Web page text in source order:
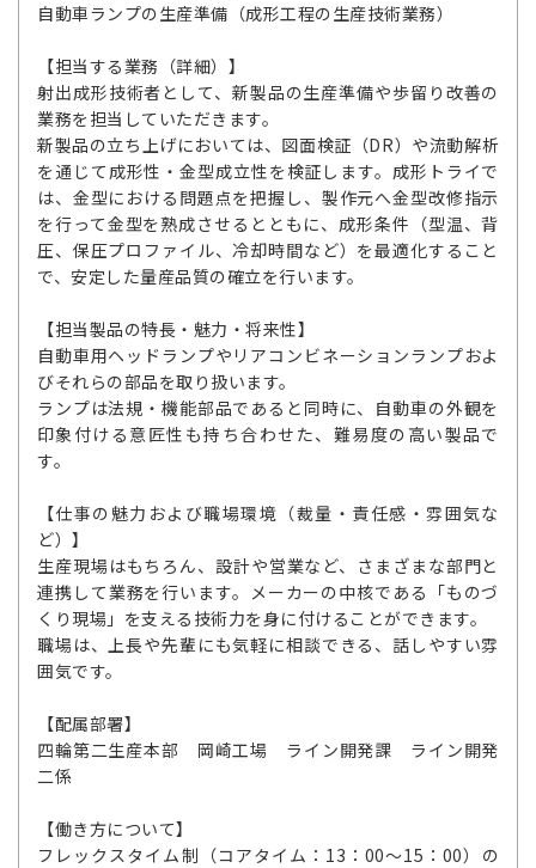
自動車ランプの生産準備（成形工程の生産技術業務）
【担当する業務（詳細）】
射出成形技術者として、新製品の生産準備や歩留り改善の
業務を担当していただきます。
新製品の立ち上げにおいては、図面検証（DR）や流動解析
を通じて成形性・金型成立性を検証します。成形トライで
は、金型における問題点を把握し、製作元へ金型改修指示
を行って金型を熟成させるとともに、成形条件（型温、背
圧、保圧プロファイル、冷却時間など）を最適化すること
で、安定した量産品質の確立を行います。
【担当製品の特長・魅力・将来性】
自動車用ヘッドランプやリアコンビネーションランプおよ
びそれらの部品を取り扱います。
ランプは法規・機能部品であると同時に、自動車の外観を
印象付ける意匠性も持ち合わせた、難易度の高い製品で
す。
【仕事の魅力および職場環境（裁量・責任感・雰囲気な
ど）】
生産現場はもちろん、設計や営業など、さまざまな部門と
連携して業務を行います。メーカーの中核である「ものづ
くり現場」を支える技術力を身に付けることができます。
職場は、上長や先輩にも気軽に相談できる、話しやすい雰
囲気です。
【配属部署】
四輪第二生産本部 岡崎工場 ライン開発課 ライン開発
二係
【働き方について】
フレックスタイム制（コアタイム：13：00～15：00）の